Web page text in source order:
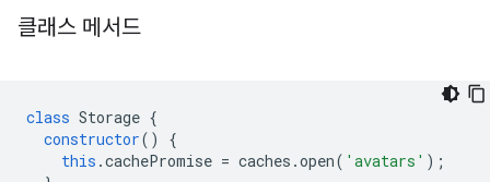
클래스 메서드
class Storage {
constructor()
{
this .cachePromise = caches .open( 'avatars' );